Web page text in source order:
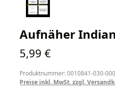
Aufnäher
Regulärer Preis:
5,99 €
Produktnummer: 0010841-030-000
Preise inkl. MwSt. zzgl.